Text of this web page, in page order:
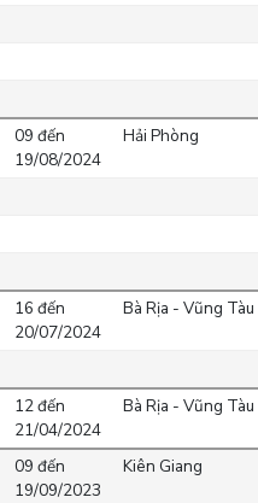
09 đến
19/08/2024
Hải Phòng
16 đến
20/07/2024
Bà Rịa - Vũng Tàu
12 đến
21/04/2024
Bà Rịa - Vũng Tàu
09 đến
19/09/2023
Kiên Giang